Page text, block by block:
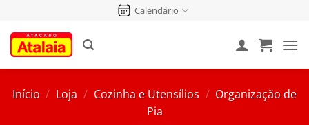
conteúdo
Calendário
Início / Loja / Cozinha e Utensílios / Organização de
Pia